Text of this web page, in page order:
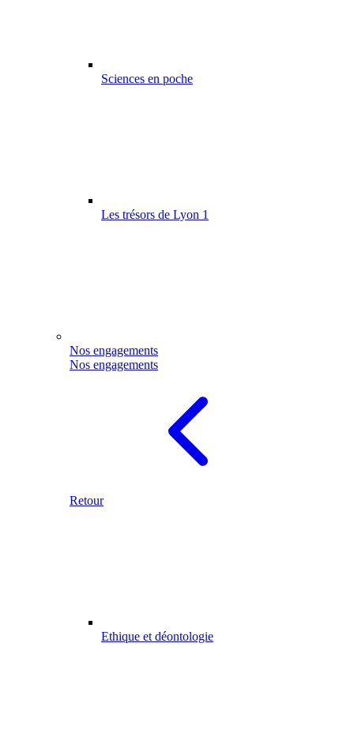
Sciences en poche
Les trésors de Lyon 1
Nos engagements
Nos engagements
Retour
Ethique et déontologie